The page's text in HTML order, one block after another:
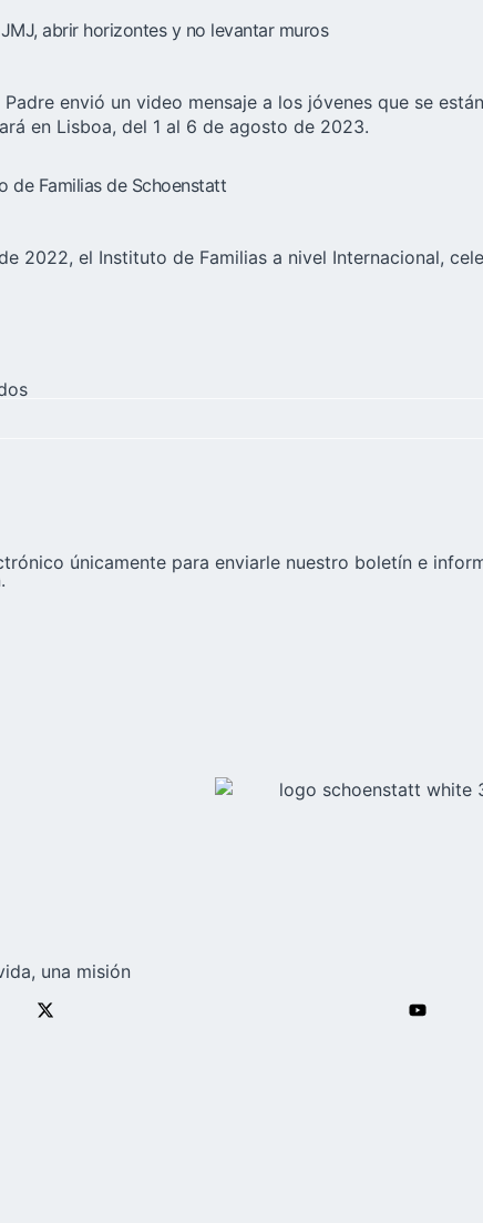
abrir horizontes y no levantar muros
envió un video mensaje a los jóvenes que se
en Lisboa, del 1 al 6 de agosto de 2023.
de Familias de Schoenstatt
2022, el Instituto de Familias a nivel Internacional,
únicamente para enviarle nuestro boletín e
una misión